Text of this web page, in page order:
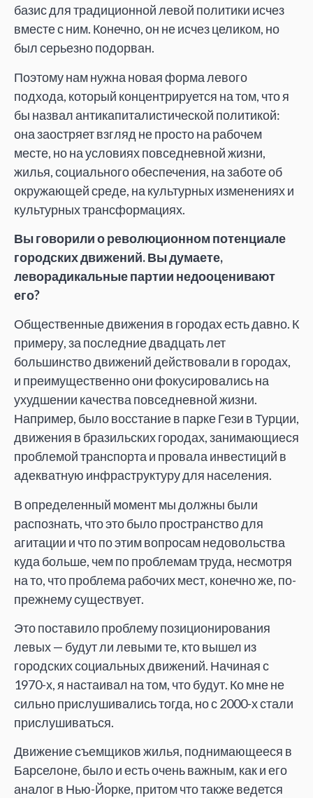
базис для традиционной левой политики исчез
вместе с ним. Конечно, он не исчез целиком, но
был серьезно подорван.
Поэтому нам нужна новая форма левого
подхода, который концентрируется на том, что я
бы назвал антикапиталистической политикой:
она заостряет взгляд не просто на рабочем
месте, но на условиях повседневной жизни,
жилья, социального обеспечения, на заботе об
окружающей среде, на культурных изменениях и
культурных трансформациях.
Вы говорили о революционном потенциале
городских движений. Вы думаете,
леворадикальные партии недооценивают
его?
Общественные движения в городах есть давно. К
примеру, за последние двадцать лет
большинство движений действовали в городах,
и преимущественно они фокусировались на
ухудшении качества повседневной жизни.
Например, было восстание в парке Гези в Турции,
движения в бразильских городах, занимающиеся
проблемой транспорта и провала инвестиций в
адекватную инфраструктуру для населения.
В определенный момент мы должны были
распознать, что это было пространство для
агитации и что по этим вопросам недовольства
куда больше, чем по проблемам труда, несмотря
на то, что проблема рабочих мест, конечно же, по-
прежнему существует.
Это поставило проблему позиционирования
левых — будут ли левыми те, кто вышел из
городских социальных движений. Начиная с
1970-х, я настаивал на том, что будут. Ко мне не
сильно прислушивались тогда, но с 2000-х стали
прислушиваться.
Движение съемщиков жилья, поднимающееся в
Барселоне, было и есть очень важным, как и его
аналог в Нью-Йорке, притом что также ведется